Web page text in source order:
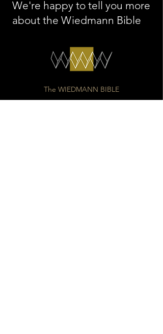
We're happy to tell you more
about the Wiedmann Bible
The WIEDMANN BIBLE